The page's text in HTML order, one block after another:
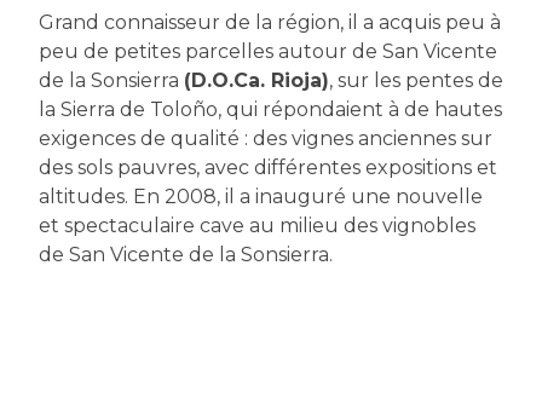
Grand connaisseur de la région, il a acquis peu à
peu de petites parcelles autour de San Vicente
de la Sonsierra (D.O.Ca. Rioja), sur les pentes de
la Sierra de Toloño, qui répondaient à de hautes
exigences de qualité : des vignes anciennes sur
des sols pauvres, avec différentes expositions et
altitudes. En 2008, il a inauguré une nouvelle
et spectaculaire cave au milieu des vignobles
de San Vicente de la Sonsierra.